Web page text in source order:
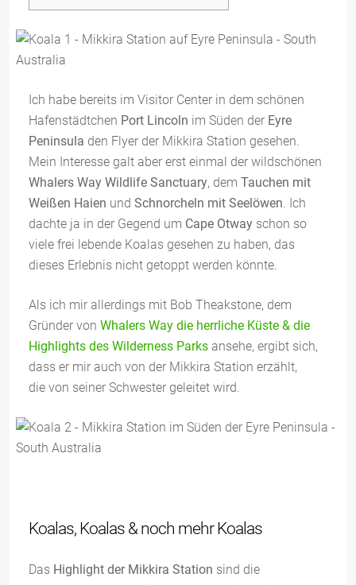
Ich habe bereits im Visitor Center in dem schönen
Hafenstädtchen Port Lincoln im Süden der Eyre
Peninsula den Flyer der Mikkira Station gesehen.
Mein Interesse galt aber erst einmal der wildschönen
Whalers Way Wildlife Sanctuary, dem Tauchen mit
Weißen Haien und Schnorcheln mit Seelöwen . Ich
dachte ja in der Gegend um Cape Otway schon so
viele frei lebende Koalas gesehen zu haben, das
dieses Erlebnis nicht getoppt werden könnte.
Als ich mir allerdings mit Bob Theakstone, dem
Gründer von Whalers Way die herrliche Küste & die
Highlights des Wilderness Parks ansehe, ergibt sich,
dass er mir auch von der Mikkira Station erzählt,
die von seiner Schwester geleitet wird.
Koalas, Koalas & noch mehr Koalas
Das Highlight der Mikkira Station sind die